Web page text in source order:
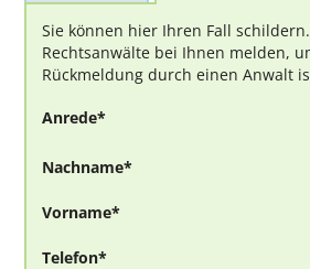
Sie können hier Ihren Fall
Rechtsanwälte bei Ihnen melden,
Rückmeldung durch einen Anwalt
Anrede*
Nachname*
Vorname*
Telefon*